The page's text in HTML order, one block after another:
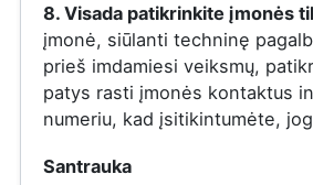
8. Visada patikrinkite įmonės
įmonė, siūlanti techninę
prieš imdamiesi veiksmų,
patys rasti įmonės kontaktus
numeriu, kad įsitikintumėte,
Santrauka